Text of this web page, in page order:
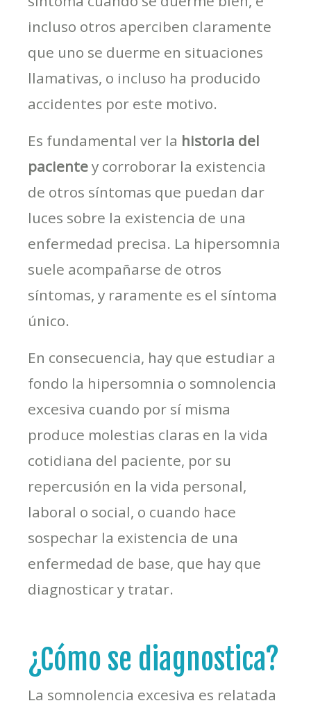
incluso otros aperciben claramente
que uno se duerme en situaciones
llamativas, o incluso ha producido
accidentes por este motivo.
Es fundamental ver la historia del
pacientey corroborar la existencia
de otros síntomas que puedan dar
luces sobre la existencia de una
enfermedad precisa. La hipersomnia
suele acompañarse de otros
síntomas, y raramente es el síntoma
único.
En consecuencia, hay que estudiar a
fondo la hipersomnia o somnolencia
excesiva cuando por sí misma
produce molestias claras en la vida
cotidiana del paciente, por su
repercusión en la vida personal,
laboral o social, o cuando hace
sospechar la existencia de una
enfermedad de base, que hay que
diagnosticar y tratar.
¿Cómo se diagnostica?
La somnolencia excesiva es relatada